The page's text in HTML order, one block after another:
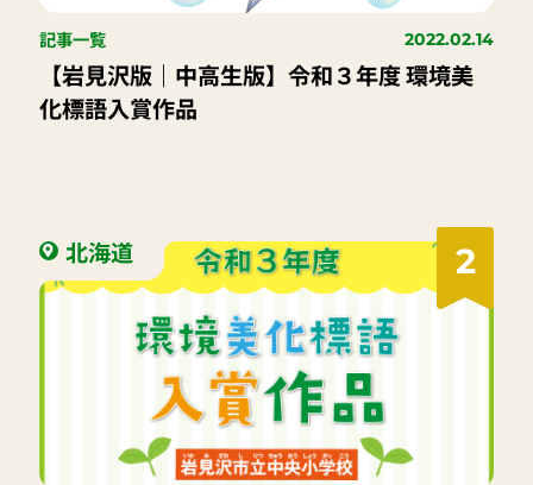
記事一覧 2022.02.14
【岩見沢版｜中高生版】令和３年度 環境美
化標語入賞作品
2
北海道